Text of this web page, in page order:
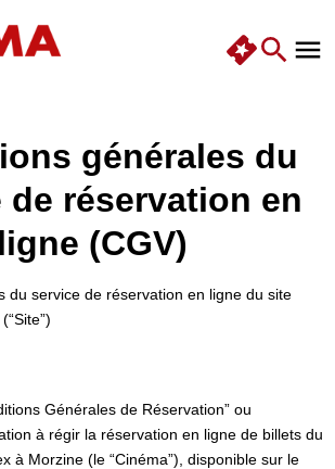
générales du
de réservation en
ligne (CGV)
du service de réservation en ligne du site
Générales de Réservation” ou
à régir la réservation en ligne de billets du
à Morzine (le “Cinéma”), disponible sur le